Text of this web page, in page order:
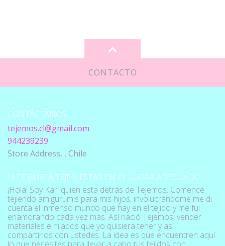
CONTACTO
CONTÁCTANOS
tejemos.cl@gmail.com
944239239
Store Address, , Chile
SI TE GUSTA TEJER, ESTAS EN EL LUGAR ADECUADO
¡Hola! Soy Kari quien esta detrás de Tejemos. Comencé
tejiendo amigurumis para mis hijos, involucrándome me di
cuenta el inmenso mundo que hay en el tejido y me fui
enamorando cada vez mas. Así nació Tejemos, vender
materiales e hilados que yo quisiera tener y así
compartirlos con ustedes. La idea es que encuentren aquí